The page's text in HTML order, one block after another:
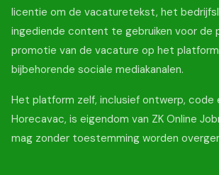
licentie om de vacaturetekst, het
ingediende content te gebruiken voor de
promotie van de vacature op het
bijbehorende sociale mediakanalen.
Het platform zelf, inclusief ontwerp, code
Horecavac, is eigendom van ZK Online
mag zonder toestemming worden